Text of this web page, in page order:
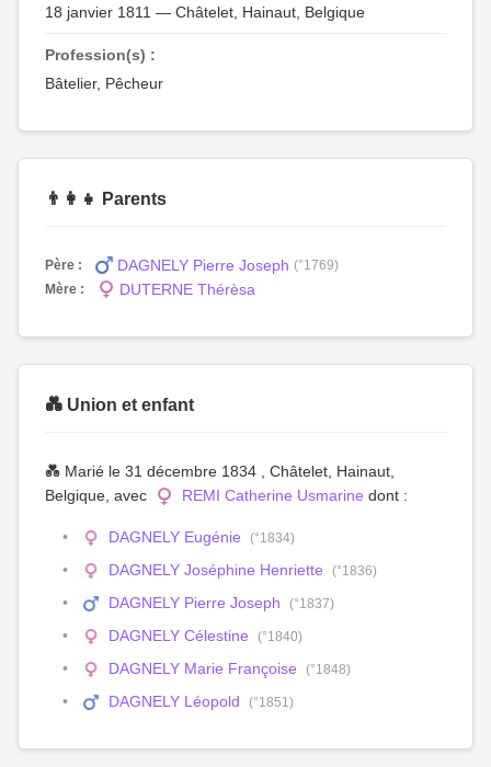
18 janvier 1811 — Châtelet, Hainaut, Belgique
Profession(s) :
Bâtelier, Pêcheur
👨‍👩‍👧 Parents
Père : DAGNELY Pierre Joseph (°1769)
Mère :
DUTERNE Thérèsa
💑 Union et enfant
💑 Marié le 31 décembre 1834 , Châtelet, Hainaut,
Belgique, avec
REMI Catherine Usmarine dont :
DAGNELY Eugénie (°1834)
DAGNELY Joséphine Henriette (°1836)
DAGNELY Pierre Joseph (°1837)
DAGNELY Célestine (°1840)
DAGNELY Marie Françoise (°1848)
DAGNELY Léopold (°1851)